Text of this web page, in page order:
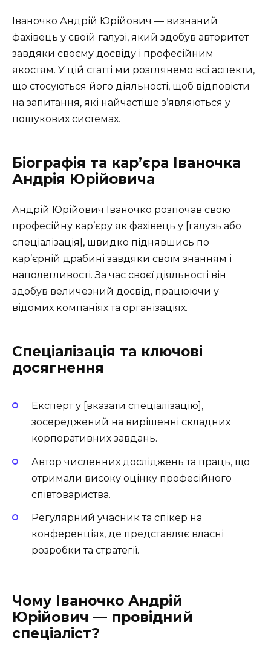
Іваночко Андрій Юрійович — визнаний
фахівець у своїй галузі, який здобув авторитет
завдяки своєму досвіду і професійним
якостям. У цій статті ми розглянемо всі аспекти,
що стосуються його діяльності, щоб відповісти
на запитання, які найчастіше з’являються у
пошукових системах.
Біографія та кар’єра Іваночка
Андрія Юрійовича
Андрій Юрійович Іваночко розпочав свою
професійну кар’єру як фахівець у [галузь або
спеціалізація], швидко піднявшись по
кар’єрній драбині завдяки своїм знанням і
наполегливості. За час своєї діяльності він
здобув величезний досвід, працюючи у
відомих компаніях та організаціях.
Спеціалізація та ключові
досягнення
Експерт у [вказати спеціалізацію],
зосереджений на вирішенні складних
корпоративних завдань.
Автор численних досліджень та праць, що
отримали високу оцінку професійного
співтовариства.
Регулярний учасник та спікер на
конференціях, де представляє власні
розробки та стратегії.
Чому Іваночко Андрій
Юрійович — провідний
спеціаліст?